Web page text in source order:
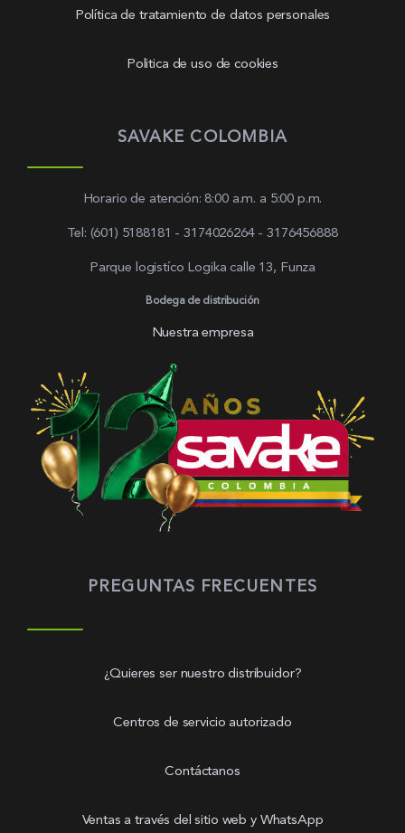
Política de tratamiento de datos personales
Politica de uso de cookies
SAVAKE COLOMBIA
Horario de atención: 8:00 a.m. a 5:00 p.m.
Tel: (601) 5188181 - 3174026264 - 3176456888
Parque logistíco Logika calle 13, Funza
Bodega de distribución
Nuestra empresa
PREGUNTAS FRECUENTES
¿Quieres ser nuestro distribuidor?
Centros de servicio autorizado
Contáctanos
Ventas a través del sitio web y WhatsApp